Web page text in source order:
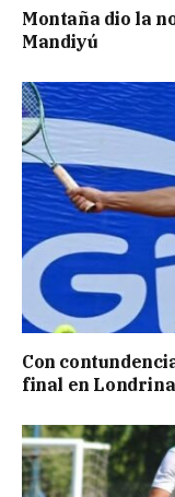
Montaña dio la
Mandiyú
Con
final en Londrina